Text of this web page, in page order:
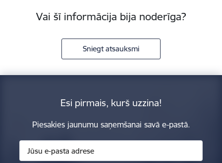
Vai šī informācija bija noderīga?
Sniegt atsauksmi
Esi pirmais, kurš uzzina!
Piesakies jaunumu saņemšanai savā e-pastā.